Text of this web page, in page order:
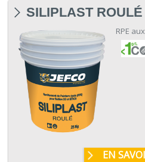
SILIPLAST ROULÉ
RPE
EN